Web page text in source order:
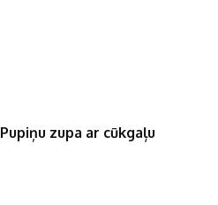
Pupiņu zupa ar cūkgaļu